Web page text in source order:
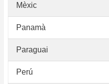
Mèxic
Panamà
Paraguai
Perú